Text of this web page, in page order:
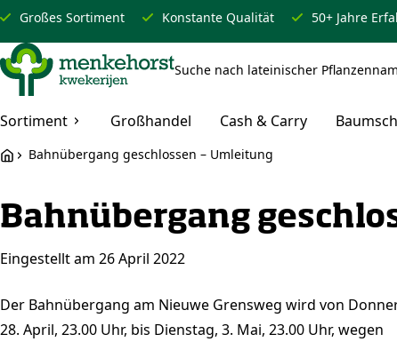
Großes Sortiment Konstante Qualität 50+ Jahre
Sortiment Großhandel Cash & Carry
Bahnübergang geschlossen – Umleitung
Bahnübergang
Eingestellt am 26 April 2022
Der Bahnübergang am Nieuwe Grensweg wird von
28. April, 23.00 Uhr, bis Dienstag, 3. Mai, 23.00 Uhr, wegen